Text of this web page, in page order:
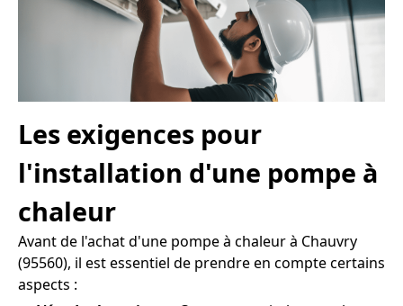
Les exigences pour
l'installation d'une pompe à
chaleur
Avant de l'achat d'une pompe à chaleur à Chauvry
(95560), il est essentiel de prendre en compte certains
aspects :